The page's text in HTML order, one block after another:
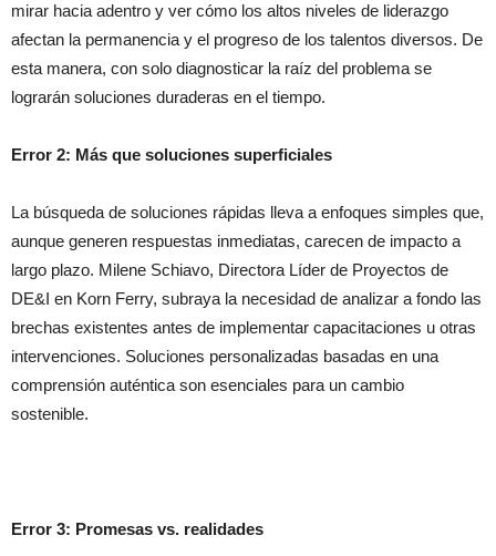
mirar hacia adentro y ver cómo los altos niveles de liderazgo
afectan la permanencia y el progreso de los talentos diversos. De
esta manera, con solo diagnosticar la raíz del problema se
lograrán soluciones duraderas en el tiempo.
Error 2: Más que soluciones superficiales
La búsqueda de soluciones rápidas lleva a enfoques simples que,
aunque generen respuestas inmediatas, carecen de impacto a
largo plazo. Milene Schiavo, Directora Líder de Proyectos de
DE&I en Korn Ferry, subraya la necesidad de analizar a fondo las
brechas existentes antes de implementar capacitaciones u otras
intervenciones. Soluciones personalizadas basadas en una
comprensión auténtica son esenciales para un cambio
sostenible.
Error 3: Promesas vs. realidades